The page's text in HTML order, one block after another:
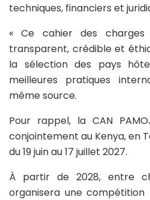
techniques, financiers et
« Ce cahier des charges
transparent, crédible et
la sélection des pays
meilleures pratiques
même source.
Pour rappel, la CAN
conjointement au Kenya, en
du 19 juin au 17 juillet 2027.
À partir de 2028, entre
organisera une compétition